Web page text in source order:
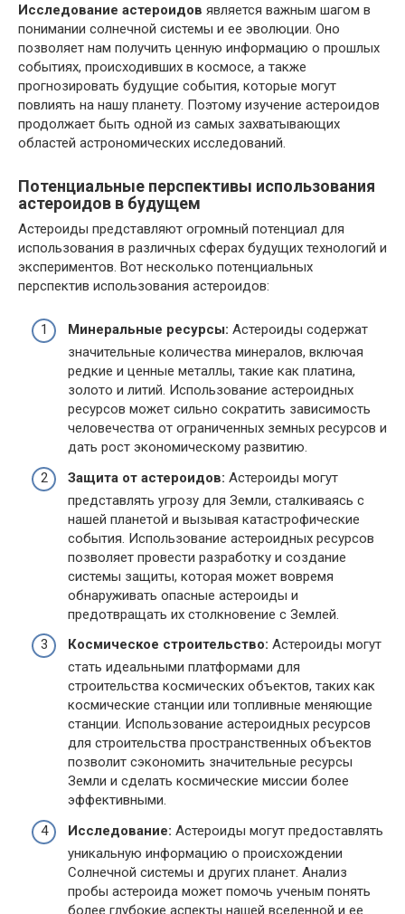
Исследование астероидов является важным шагом в
понимании солнечной системы и ее эволюции. Оно
позволяет нам получить ценную информацию о прошлых
событиях, происходивших в космосе, а также
прогнозировать будущие события, которые могут
повлиять на нашу планету. Поэтому изучение астероидов
продолжает быть одной из самых захватывающих
областей астрономических исследований.
Потенциальные перспективы использования
астероидов в будущем
Астероиды представляют огромный потенциал для
использования в различных сферах будущих технологий и
экспериментов. Вот несколько потенциальных
перспектив использования астероидов:
Минеральные ресурсы: Астероиды содержат
значительные количества минералов, включая
редкие и ценные металлы, такие как платина,
золото и литий. Использование астероидных
ресурсов может сильно сократить зависимость
человечества от ограниченных земных ресурсов и
дать рост экономическому развитию.
Защита от астероидов: Астероиды могут
представлять угрозу для Земли, сталкиваясь с
нашей планетой и вызывая катастрофические
события. Использование астероидных ресурсов
позволяет провести разработку и создание
системы защиты, которая может вовремя
обнаруживать опасные астероиды и
предотвращать их столкновение с Землей.
Космическое строительство: Астероиды могут
стать идеальными платформами для
строительства космических объектов, таких как
космические станции или топливные меняющие
станции. Использование астероидных ресурсов
для строительства пространственных объектов
позволит сэкономить значительные ресурсы
Земли и сделать космические миссии более
эффективными.
Исследование: Астероиды могут предоставлять
уникальную информацию о происхождении
Солнечной системы и других планет. Анализ
пробы астероида может помочь ученым понять
более глубокие аспекты нашей вселенной и ее